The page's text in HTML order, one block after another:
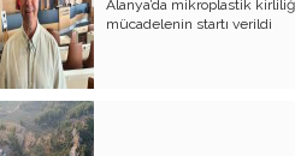
Zamanla Neler Nasıl Değişiyor -
Nereden Nereye 1 Mayıs
Yaşamımdaki Emel Doğramacı
Alanya’da mikroplastik
mücadelenin startı verildi